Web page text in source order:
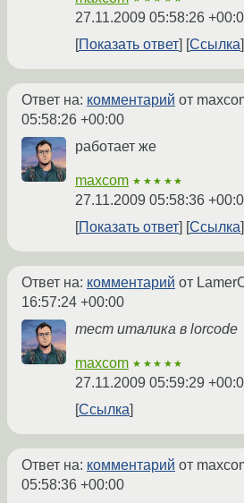
27.11.2009 05:58:26
Показать ответ Ссылка
Ответ на: комментарий от
05:58:26 +00:00
работает же
maxcom ★★★★★
27.11.2009 05:58:36
Показать ответ Ссылка
Ответ на: комментарий от
16:57:24 +00:00
тест италика в lorcode
maxcom ★★★★★
27.11.2009 05:59:29
Ссылка
Ответ на: комментарий от
05:58:36 +00:00